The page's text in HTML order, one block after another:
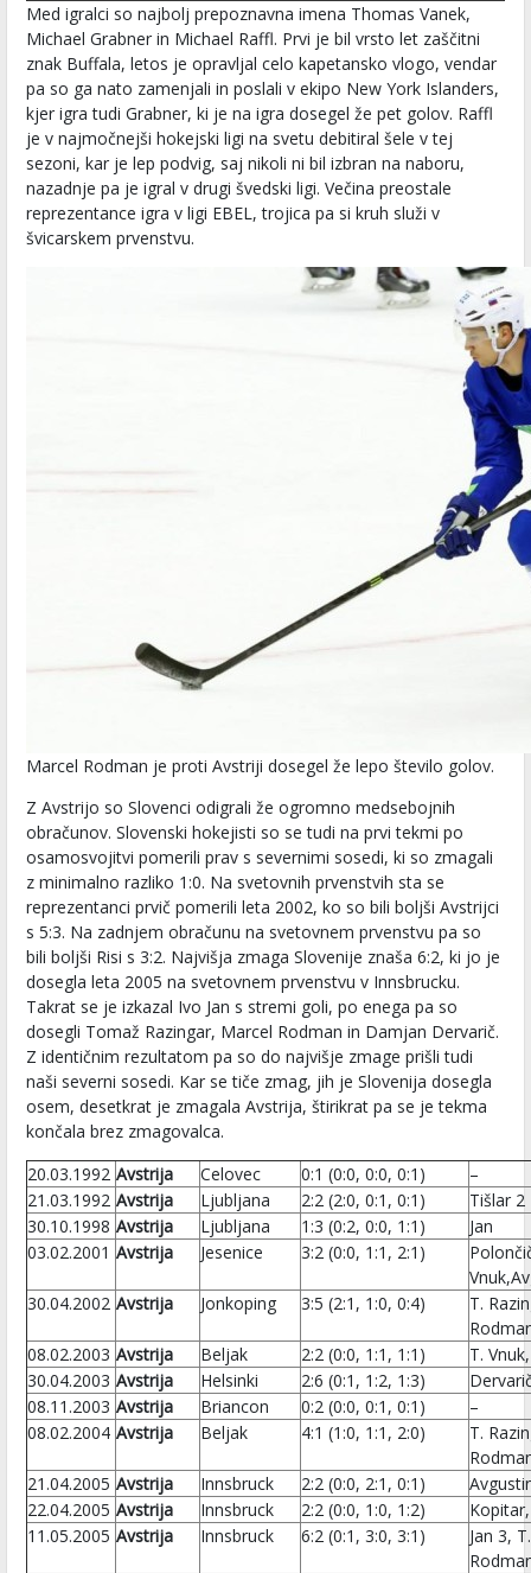
Med igralci so najbolj prepoznavna imena Thomas Vanek,
Michael Grabner in Michael Raffl. Prvi je bil vrsto let zaščitni
znak Buffala, letos je opravljal celo kapetansko vlogo, vendar
pa so ga nato zamenjali in poslali v ekipo New York Islanders,
kjer igra tudi Grabner, ki je na igra dosegel že pet golov. Raffl
je v najmočnejši hokejski ligi na svetu debitiral šele v tej
sezoni, kar je lep podvig, saj nikoli ni bil izbran na naboru,
nazadnje pa je igral v drugi švedski ligi. Večina preostale
reprezentance igra v ligi EBEL, trojica pa si kruh služi v
švicarskem prvenstvu.
Marcel Rodman je proti Avstriji dosegel že lepo število golov.
Z Avstrijo so Slovenci odigrali že ogromno medsebojnih
obračunov. Slovenski hokejisti so se tudi na prvi tekmi po
osamosvojitvi pomerili prav s severnimi sosedi, ki so zmagali
z minimalno razliko 1:0. Na svetovnih prvenstvih sta se
reprezentanci prvič pomerili leta 2002, ko so bili boljši Avstrijci
s 5:3. Na zadnjem obračunu na svetovnem prvenstvu pa so
bili boljši Risi s 3:2. Najvišja zmaga Slovenije znaša 6:2, ki jo je
dosegla leta 2005 na svetovnem prvenstvu v Innsbrucku.
Takrat se je izkazal Ivo Jan s stremi goli, po enega pa so
dosegli Tomaž Razingar, Marcel Rodman in Damjan Dervarič.
Z identičnim rezultatom pa so do najvišje zmage prišli tudi
naši severni sosedi. Kar se tiče zmag, jih je Slovenija dosegla
osem, desetkrat je zmagala Avstrija, štirikrat pa se je tekma
končala brez zmagovalca.
20.03.1992 Avstrija Celovec 0:1 (0:0, 0:0, 0:1)
–
21.03.1992 Avstrija Ljubljana 2:2 (2:0, 0:1, 0:1)
Tišlar 2
30.10.1998 Avstrija Ljubljana 1:3 (0:2, 0:0, 1:1)
Jan
03.02.2001 Avstrija Jesenice 3:2 (0:0, 1:1, 2:1)
30.04.2002 Avstrija Jonkoping 3:5 (2:1, 1:0, 0:4)
T.
08.02.2003 Avstrija Beljak 2:2 (0:0, 1:1, 1:1)
T.
30.04.2003 Avstrija Helsinki 2:6 (0:1, 1:2, 1:3)
08.11.2003 Avstrija Briancon 0:2 (0:0, 0:1, 0:1)
–
08.02.2004 Avstrija Beljak 4:1 (1:0, 1:1, 2:0)
T.
21.04.2005 Avstrija Innsbruck 2:2 (0:0, 2:1, 0:1)
22.04.2005 Avstrija Innsbruck 2:2 (0:0, 1:0, 1:2)
11.05.2005 Avstrija Innsbruck 6:2 (0:1, 3:0, 3:1)
Jan 3,